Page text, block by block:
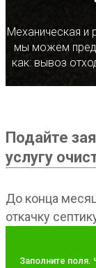
Механическая и
мы можем
как: вывоз
Подайте
услугу
До конца
откачку
Заполните